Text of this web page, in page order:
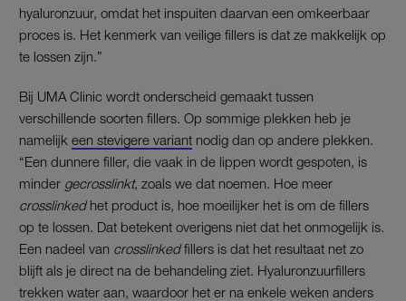
hyaluronzuur, omdat het inspuiten daarvan een omkeerbaar
proces is. Het kenmerk van veilige fillers is dat ze makkelijk op
te lossen zijn.”
Bij UMA Clinic wordt onderscheid gemaakt tussen
verschillende soorten fillers. Op sommige plekken heb je
namelijk een stevigere variant nodig dan op andere plekken.
“Een dunnere filler, die vaak in de lippen wordt gespoten, is
minder gecrosslinkt, zoals we dat noemen. Hoe meer
crosslinkedhet product is, hoe moeilijker het is om de fillers
op te lossen. Dat betekent overigens niet dat het onmogelijk is.
Een nadeel van crosslinkedfillers is dat het resultaat net zo
blijft als je direct na de behandeling ziet. Hyaluronzuurfillers
trekken water aan, waardoor het er na enkele weken anders